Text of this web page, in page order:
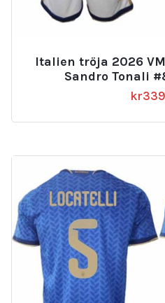
Italien tröja 2026
Sandro Tonali
kr